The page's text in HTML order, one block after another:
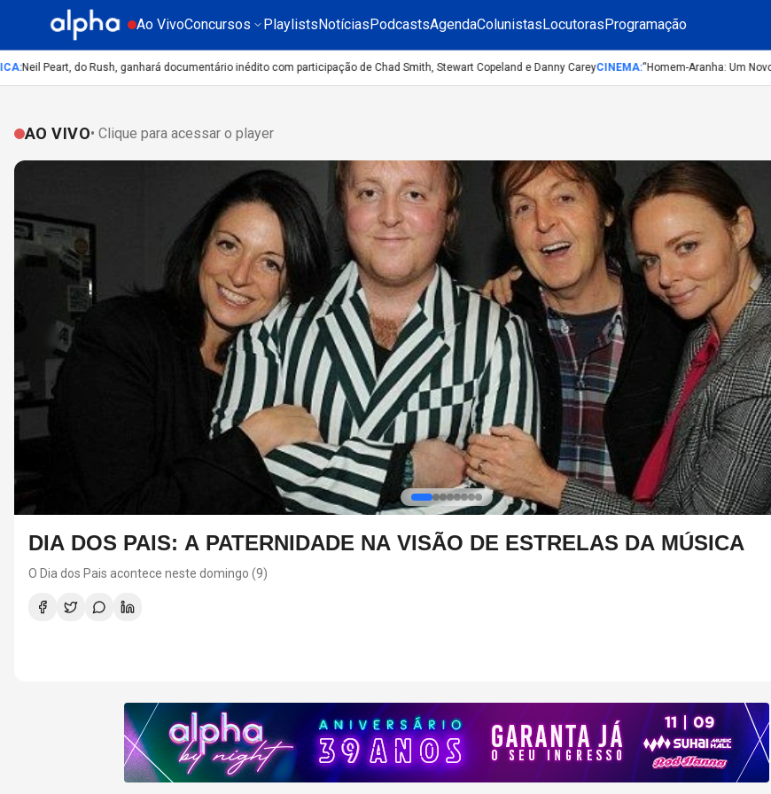
Ao VivoConcursos PlaylistsNotíciasPodcastsAgendaColunistasLocutorasProgramação
Peart, do Rush, ganhará documentário inédito com participação de Chad Smith, Stewart Copeland e Danny CareyCINEMA :“Homem-Aranha: Um Novo
AO VIVO• Clique para acessar o player
DIA DOS PAIS: A PATERNIDADE NA VISÃO DE ESTRELAS DA MÚSICA
O Dia dos Pais acontece neste domingo (9)